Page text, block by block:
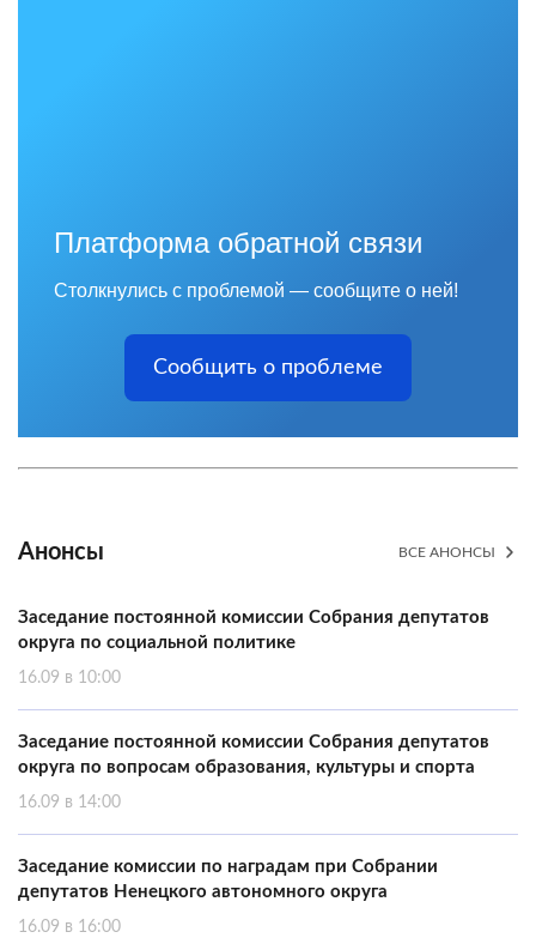
Платформа обратной связи
Столкнулись с проблемой — сообщите о ней!
Сообщить о проблеме
Анонсы ВСЕ АНОНСЫ
Заседание постоянной комиссии Собрания депутатов
округа по социальной политике
16.09 в 10:00
Заседание постоянной комиссии Собрания депутатов
округа по вопросам образования, культуры и спорта
16.09 в 14:00
Заседание комиссии по наградам при Собрании
депутатов Ненецкого автономного округа
16.09 в 16:00